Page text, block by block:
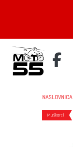
NASLOVNICA
Muškarci